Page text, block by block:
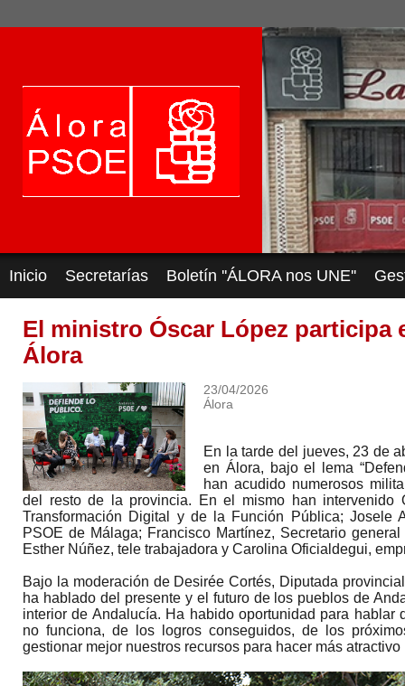
Inicio Secretarías Boletín ''ÁLORA nos UNE''
El ministro Óscar López participa
Álora
23/04/2026
Álora
En la tarde del jueves, 23 de
en Álora, bajo el lema
han acudido numerosos
del resto de la provincia. En el mismo han intervenido
Transformación Digital y de la Función Pública; Josele
PSOE de Málaga; Francisco Martínez, Secretario
Esther Núñez, tele trabajadora y Carolina Oficialdegui,
Bajo la moderación de Desirée Cortés, Diputada
ha hablado del presente y el futuro de los pueblos de
interior de Andalucía. Ha habido oportunidad para
no funciona, de los logros conseguidos, de los
gestionar mejor nuestros recursos para hacer más